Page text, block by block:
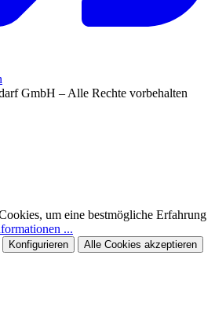
GmbH – Alle Rechte vorbehalten
um eine bestmögliche Erfahrung
...
Konfigurieren Alle Cookies akzeptieren